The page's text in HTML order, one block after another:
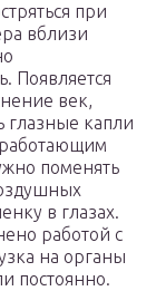
при
вблизи
Появляется
век,
глазные капли
поменять
в глазах.
работой с
на органы
постоянно.